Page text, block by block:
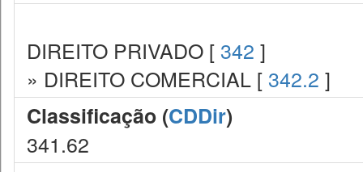
DIREITO PRIVADO [ 342 ]
» DIREITO COMERCIAL [ 342.2 ]
Classificação (CDDir)
341.62